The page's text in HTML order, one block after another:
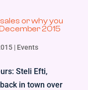
or why you
2015
| Events
Steli Efti,
in town over